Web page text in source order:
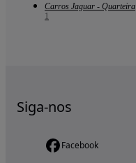
Carros Jaguar - Quarteira
1
Siga-nos
Facebook